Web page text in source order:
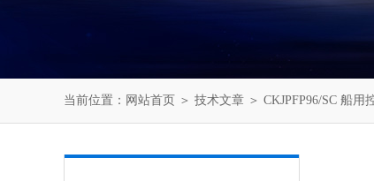
当前位置： 网站首页 ＞ 技术文章 ＞ CKJPFP96/SC 船用